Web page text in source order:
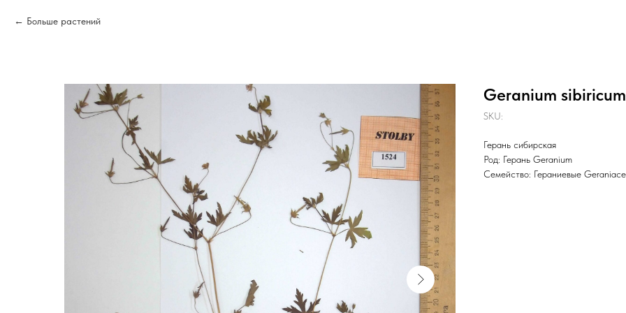
Больше растений
Geranium
SKU:
Герань сибирская
Род: Герань Geranium
Семейство: Гераниевые